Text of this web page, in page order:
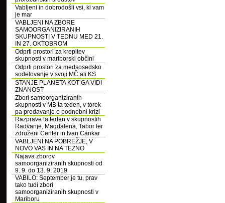
Vabljeni in dobrodošli vsi, ki vam
je mar
VABLJENI NA ZBORE
SAMOORGANIZIRANIH
SKUPNOSTI V TEDNU MED 21.
IN 27. OKTOBROM
Odprti prostori za krepitev
skupnosti v mariborski občini
Odprti prostori za medsosedsko
sodelovanje v svoji MČ ali KS
STANJE PLANETA KOT GA VIDI
ZNANOST
Zbori samoorganiziranih
skupnosti v MB ta teden, v torek
pa predavanje o podnebni krizi
Razprave ta teden v skupnostih
Radvanje, Magdalena, Tabor ter
združeni Center in Ivan Cankar
VABLJENI NA POBREŽJE, V
NOVO VAS IN NA TEZNO
Najava zborov
samoorganiziranih skupnosti od
9. 9. do 13. 9. 2019
VABILO: September je tu, prav
tako tudi zbori
samoorganiziranih skupnosti v
Mariboru